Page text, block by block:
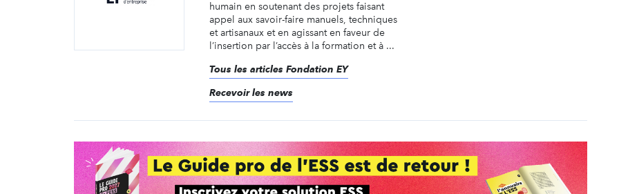
humain en soutenant des projets faisant
appel aux savoir-faire manuels, techniques
et artisanaux et en agissant en faveur de
l’insertion par l’accès à la formation et à ...
Tous les articles Fondation EY
Recevoir les news